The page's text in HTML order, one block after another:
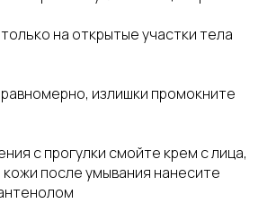
на открытые участки тела
излишки промокните
с прогулки смойте крем с лица,
после умывания нанесите